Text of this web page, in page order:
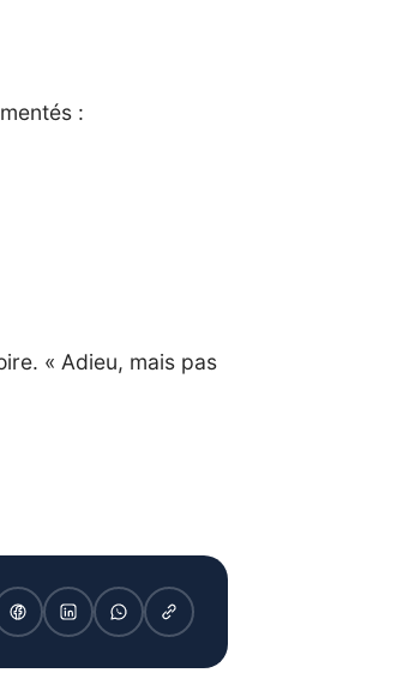
:
« Adieu, mais pas